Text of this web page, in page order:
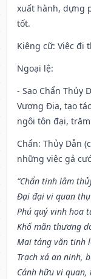
xuất hành, dựng
tốt.
Kiêng cữ: Việc đi
Ngoại lệ:
- Sao Chẩn Thủy
Vượng Địa, tạo
ngôi tôn đại,
Chẩn: Thủy Dẫn
những việc gả
“Chẩn tinh lâm
Đại đại vi quan thụ
Phú quý vinh hoa
Khố mãn thương
Mai táng văn tinh
Trạch xá an ninh,
Cánh hữu vi quan,